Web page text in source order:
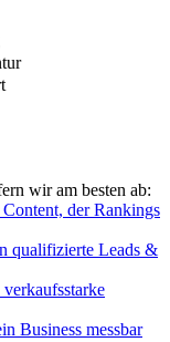
wir am besten ab:
der Rankings
qualifizierte Leads &
Business messbar